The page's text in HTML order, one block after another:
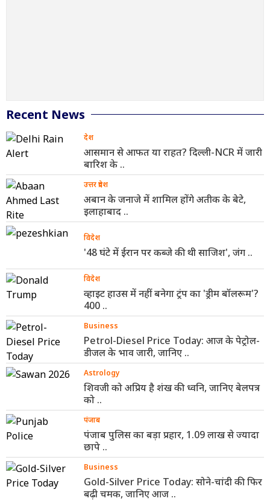
Recent News
देश
आसमान से आफत या राहत? दिल्ली-NCR में जारी
बारिश के ..
उत्तर प्रदेश
अबान के जनाजे में शामिल होंगे अतीक के बेटे,
इलाहाबाद ..
विदेश
'48 घंटे में ईरान पर कब्जे की थी साजिश', जंग ..
विदेश
व्हाइट हाउस में नहीं बनेगा ट्रंप का 'ड्रीम बॉलरूम'?
400 ..
Business
Petrol-Diesel Price Today: आज के पेट्रोल-
डीजल के भाव जारी, जानिए ..
Astrology
शिवजी को अप्रिय है शंख की ध्वनि, जानिए बेलपत्र
को ..
पंजाब
पंजाब पुलिस का बड़ा प्रहार, 1.09 लाख से ज्यादा
छापे ..
Business
Gold-Silver Price Today: सोने-चांदी की फिर
बढ़ी चमक, जानिए आज ..